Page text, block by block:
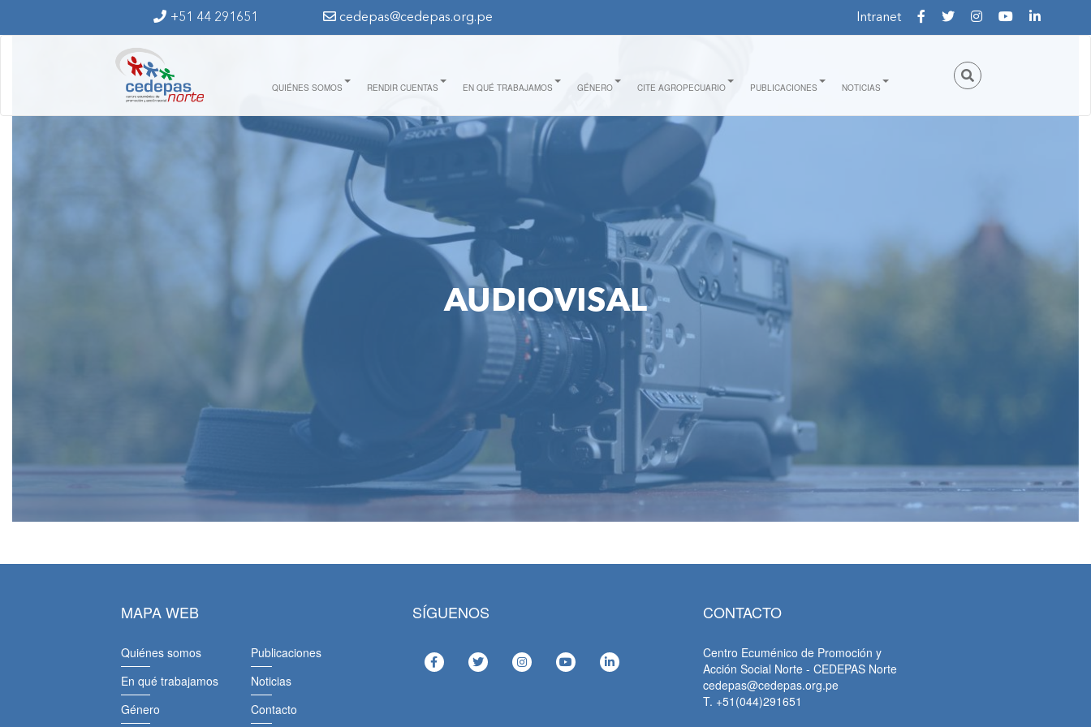
+51 44 291651 cedepas@cedepas.org.pe Intranet
QUIÉNES SOMOS RENDIR CUENTAS EN QUÉ TRABAJAMOS GÉNERO CITE AGROPECUARIO PUBLICACIONES NOTICIAS
AUDIOVISAL
MAPA WEB
Quiénes somos
En qué trabajamos
Género
Publicaciones
Noticias
Contacto
SÍGUENOS CONTACTO
Centro Ecuménico de Promoción y
Acción Social Norte - CEDEPAS Norte
cedepas@cedepas.org.pe
T. +51(044)291651